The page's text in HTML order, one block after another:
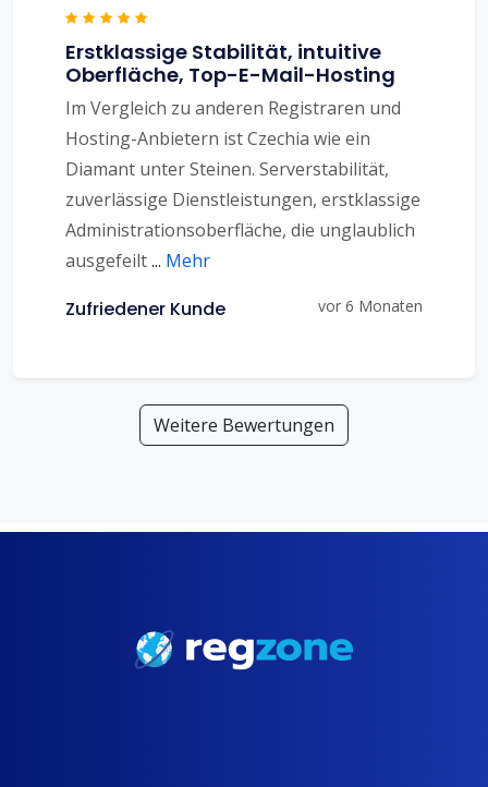
Erstklassige Stabilität, intuitive
Oberfläche, Top-E-Mail-Hosting
Im Vergleich zu anderen Registraren und
Hosting-Anbietern ist Czechia wie ein
Diamant unter Steinen. Serverstabilität,
zuverlässige Dienstleistungen, erstklassige
Administrationsoberfläche, die unglaublich
ausgefeilt... Mehr
Zufriedener Kunde vor 6 Monaten
Weitere Bewertungen